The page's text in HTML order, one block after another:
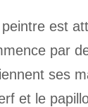
est
par
ses
et le